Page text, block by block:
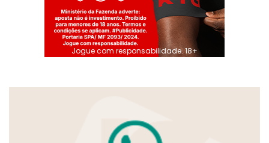
Jogue com responsabilidade. 18+